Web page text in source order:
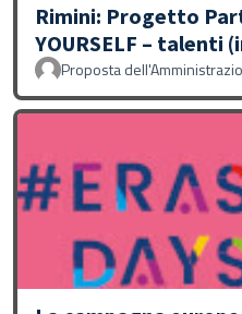
Rimini: Progetto
YOURSELF – talenti
Proposta